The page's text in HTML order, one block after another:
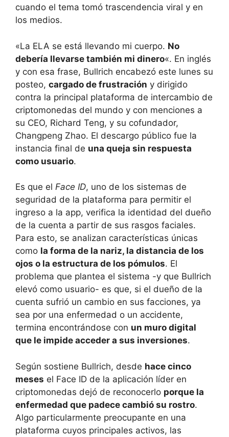
cuando el tema tomó trascendencia viral y en
los medios.
«La ELA se está llevando mi cuerpo. No
debería llevarse también mi dinero«. En inglés
y con esa frase, Bullrich encabezó este lunes su
posteo, cargado de frustración y dirigido
contra la principal plataforma de intercambio de
criptomonedas del mundo y con menciones a
su CEO, Richard Teng, y su cofundador,
Changpeng Zhao. El descargo público fue la
instancia final de una queja sin respuesta
como usuario.
Es que el Face ID, uno de los sistemas de
seguridad de la plataforma para permitir el
ingreso a la app, verifica la identidad del dueño
de la cuenta a partir de sus rasgos faciales.
Para esto, se analizan características únicas
como la forma de la nariz, la distancia de los
ojos o la estructura de los pómulos. El
problema que plantea el sistema -y que Bullrich
elevó como usuario- es que, si el dueño de la
cuenta sufrió un cambio en sus facciones, ya
sea por una enfermedad o un accidente,
termina encontrándose con un muro digital
que le impide acceder a sus inversiones.
Según sostiene Bullrich, desde hace cinco
meses el Face ID de la aplicación líder en
criptomonedas dejó de reconocerlo porque la
enfermedad que padece cambió su rostro.
Algo particularmente preocupante en una
plataforma cuyos principales activos, las